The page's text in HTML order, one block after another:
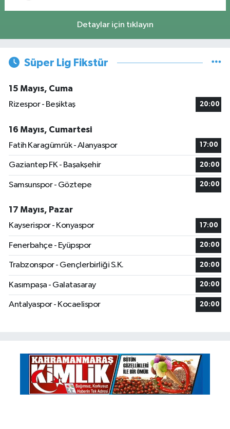
Detaylar için tıklayın
Süper Lig Fikstür
15 Mayıs, Cuma
Rizespor - Beşiktaş
20:00
16 Mayıs, Cumartesi
Fatih Karagümrük - Alanyaspor
17:00
Gaziantep FK - Başakşehir 20:00
Samsunspor - Göztepe 20:00
17 Mayıs, Pazar
Kayserispor - Konyaspor
17:00
Fenerbahçe - Eyüpspor 20:00
Trabzonspor - Gençlerbirliği S.K. 20:00
Kasımpaşa - Galatasaray 20:00
Antalyaspor - Kocaelispor 20:00